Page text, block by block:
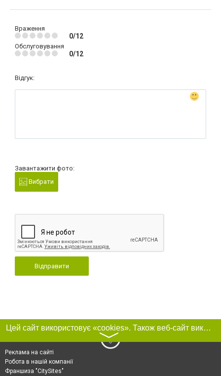
Враження
0/12
Обслуговування
0/12
Відгук:
Завантажити фото:
Вибрати
Відправити
Цей сайт використовує «cookies». Також веб-сайт використовує інтернет-сервіс для збору технічних даних стосовно відвідувачів з метою отримання маркетингової та статистичної інформації. Умови обробки даних відвідувачів сайту див.
〉
Реклама на сайті
Робота в нашій компанії
Франшиза "CitySites"